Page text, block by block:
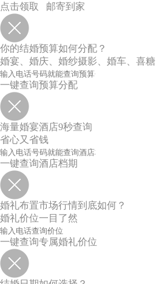
点击领取 邮寄到家
你的结婚预算如何分配？
婚宴、婚庆、婚纱摄影、婚车、喜糖
一键查询预算分配
海量婚宴酒店9秒查询
省心又省钱
一键查询酒店档期
婚礼布置市场行情到底如何？
婚礼价位一目了然
一键查询专属婚礼价位